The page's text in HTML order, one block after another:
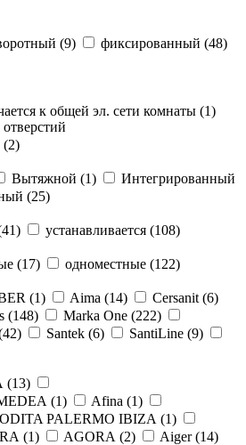
(9) фиксированный (48)
к общей эл. сети комнаты (1)
(2)
Вытяжной (1)
Интегрированный
(25)
41) устанавливается (108)
(17) одноместные (122)
(1) Aima (14) Cersanit (6)
(148) Marka One (222)
42) Santek (6) SantiLine (9)
(13)
(1) Afina (1)
PALERMO IBIZA (1)
(1) AGORA (2) Aiger (14)